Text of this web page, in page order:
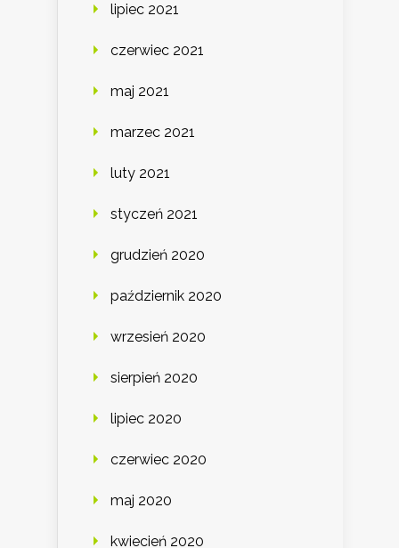
lipiec 2021
czerwiec 2021
maj 2021
marzec 2021
luty 2021
styczeń 2021
grudzień 2020
październik 2020
wrzesień 2020
sierpień 2020
lipiec 2020
czerwiec 2020
maj 2020
kwiecień 2020